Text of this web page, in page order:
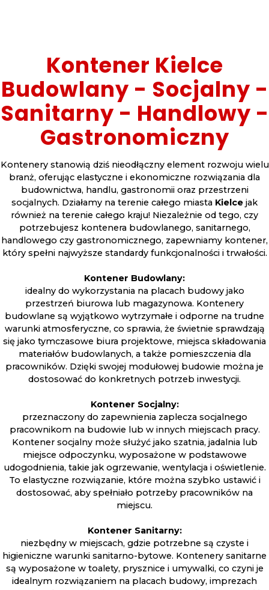
Kontener Kielce
Budowlany - Socjalny -
Sanitarny - Handlowy -
Gastronomiczny
Kontenery stanowią dziś nieodłączny element rozwoju wielu
branż, oferując elastyczne i ekonomiczne rozwiązania dla
budownictwa, handlu, gastronomii oraz przestrzeni
socjalnych. Działamy na terenie całego miasta Kielce jak
również na terenie całego kraju! Niezależnie od tego, czy
potrzebujesz kontenera budowlanego, sanitarnego,
handlowego czy gastronomicznego, zapewniamy kontener,
który spełni najwyższe standardy funkcjonalności i trwałości.
Kontener Budowlany:
idealny do wykorzystania na placach budowy jako
przestrzeń biurowa lub magazynowa. Kontenery
budowlane są wyjątkowo wytrzymałe i odporne na trudne
warunki atmosferyczne, co sprawia, że świetnie sprawdzają
się jako tymczasowe biura projektowe, miejsca składowania
materiałów budowlanych, a także pomieszczenia dla
pracowników. Dzięki swojej modułowej budowie można je
dostosować do konkretnych potrzeb inwestycji.
Kontener Socjalny:
przeznaczony do zapewnienia zaplecza socjalnego
pracownikom na budowie lub w innych miejscach pracy.
Kontener socjalny może służyć jako szatnia, jadalnia lub
miejsce odpoczynku, wyposażone w podstawowe
udogodnienia, takie jak ogrzewanie, wentylacja i oświetlenie.
To elastyczne rozwiązanie, które można szybko ustawić i
dostosować, aby spełniało potrzeby pracowników na
miejscu.
Kontener Sanitarny:
niezbędny w miejscach, gdzie potrzebne są czyste i
higieniczne warunki sanitarno-bytowe. Kontenery sanitarne
są wyposażone w toalety, prysznice i umywalki, co czyni je
idealnym rozwiązaniem na placach budowy, imprezach